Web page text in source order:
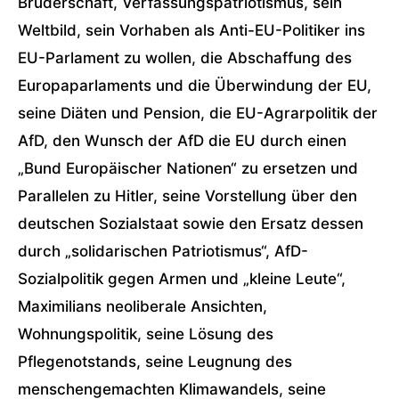
Weltbild, sein Vorhaben als Anti-EU-Politiker ins
EU-Parlament zu wollen, die Abschaffung des
Europaparlaments und die Überwindung der EU,
seine Diäten und Pension, die EU-Agrarpolitik der
AfD, den Wunsch der AfD die EU durch einen
„Bund Europäischer Nationen“ zu ersetzen und
Parallelen zu Hitler, seine Vorstellung über den
deutschen Sozialstaat sowie den Ersatz dessen
durch „solidarischen Patriotismus“, AfD-
Sozialpolitik gegen Armen und „kleine Leute“,
Maximilians neoliberale Ansichten,
Wohnungspolitik, seine Lösung des
Pflegenotstands, seine Leugnung des
menschengemachten Klimawandels, seine